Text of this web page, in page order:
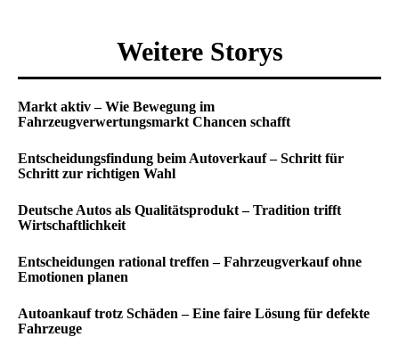
Weitere Storys
Markt aktiv – Wie Bewegung im
Fahrzeugverwertungsmarkt Chancen schafft
Entscheidungsfindung beim Autoverkauf – Schritt für
Schritt zur richtigen Wahl
Deutsche Autos als Qualitätsprodukt – Tradition trifft
Wirtschaftlichkeit
Entscheidungen rational treffen – Fahrzeugverkauf ohne
Emotionen planen
Autoankauf trotz Schäden – Eine faire Lösung für defekte
Fahrzeuge